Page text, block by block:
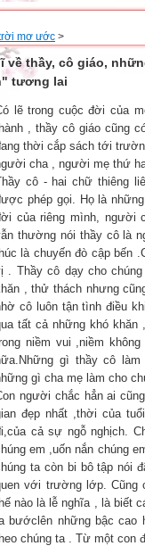
mơ ước >
về thầy, cô giáo,
tương lai
lẽ trong cuộc đời của
, thầy cô giáo cũng
thời cắp sách tới
cha , người mẹ thứ
cô - hai chữ thiêng
phép gọi. Họ là
của riêng mình, người
thường nói thầy cô là
là chuyến đò cập bến
. Thầy cô dạy cho
, thử thách nhưng
cô luôn tận tình điều
tất cả những khó khăn
niềm vui ,niềm
gì thầy cô
gì cha mẹ làm cho
người chắc hẳn ai
đẹp nhất ,thời của
cả sự ngỗ nghịch.
em ,uốn nắn chúng
ta còn bi bô tập nói
với trường lớp. Cũng
nào là lễ nghĩa , là biết
bướclên những bậc cao
chúng ta . Từ một con